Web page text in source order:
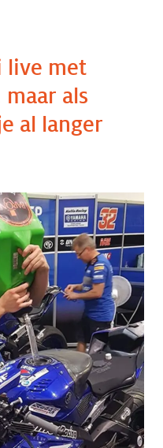
live met
als
al langer